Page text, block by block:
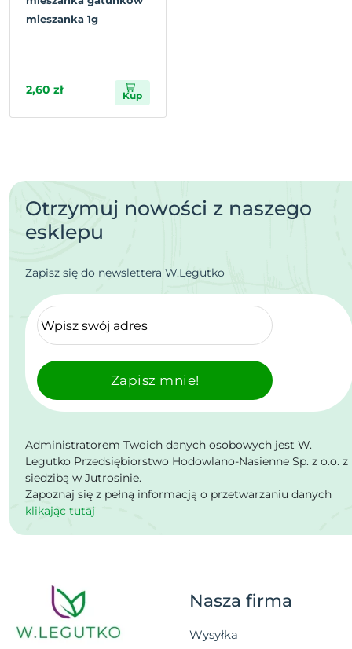
mieszanka 1g
2,60 zł Kup
Otrzymuj nowości z naszego
esklepu
Zapisz się do newslettera W.Legutko
Zapisz mnie!
Administratorem Twoich danych osobowych jest W.
Legutko Przedsiębiorstwo Hodowlano-Nasienne Sp. z o.o. z
siedzibą w Jutrosinie.
Zapoznaj się z pełną informacją o przetwarzaniu danych
klikając tutaj
Nasza firma
Wysyłka